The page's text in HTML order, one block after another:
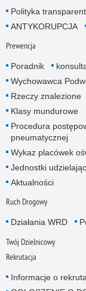
Polityka
ANTYKORUPCJA
Prewencja
Poradnik
Wychowawca
Rzeczy znalezione
Klasy mundurowe
Procedura
pneumatycznej
Wykaz placówek
Jednostki
Aktualności
Ruch Drogowy
Działania WRD
Twój Dzielnicowy
Rekrutacja
Informacje o